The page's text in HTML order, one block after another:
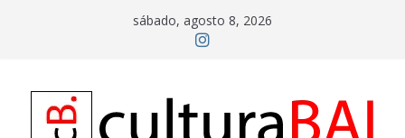
sábado, agosto 8, 2026